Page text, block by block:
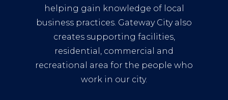
helping gain knowledge of local
business practices. Gateway City also
creates supporting facilities,
residential, commercial and
recreational area for the people who
work in our city.